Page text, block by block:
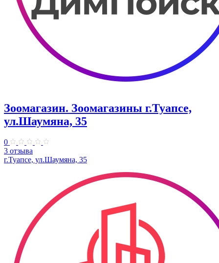
Зоомагазин. Зоомагазины г.Туапсе,
ул.Шаумяна, 35
0
3 отзыва
г.Туапсе, ул.Шаумяна, 35